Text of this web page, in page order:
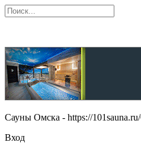
Сауны Омска - https://
Вход